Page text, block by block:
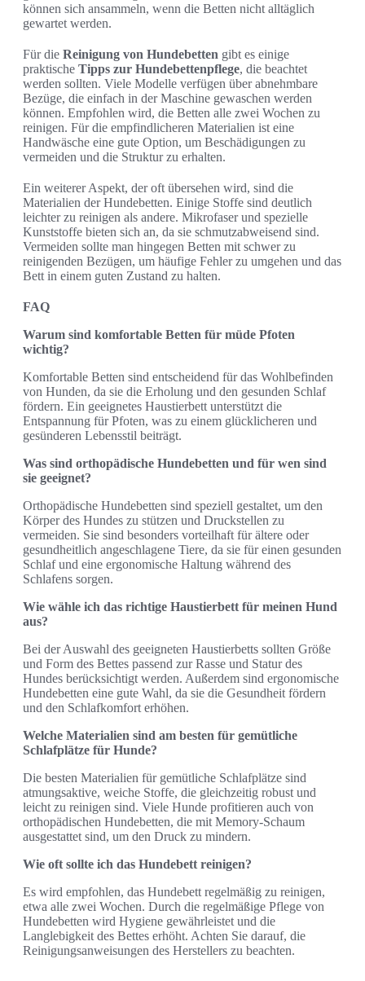
können sich ansammeln, wenn die Betten nicht alltäglich
gewartet werden.
Für die Reinigung von Hundebetten gibt es einige
praktische Tipps zur Hundebettenpflege, die beachtet
werden sollten. Viele Modelle verfügen über abnehmbare
Bezüge, die einfach in der Maschine gewaschen werden
können. Empfohlen wird, die Betten alle zwei Wochen zu
reinigen. Für die empfindlicheren Materialien ist eine
Handwäsche eine gute Option, um Beschädigungen zu
vermeiden und die Struktur zu erhalten.
Ein weiterer Aspekt, der oft übersehen wird, sind die
Materialien der Hundebetten. Einige Stoffe sind deutlich
leichter zu reinigen als andere. Mikrofaser und spezielle
Kunststoffe bieten sich an, da sie schmutzabweisend sind.
Vermeiden sollte man hingegen Betten mit schwer zu
reinigenden Bezügen, um häufige Fehler zu umgehen und das
Bett in einem guten Zustand zu halten.
FAQ
Warum sind komfortable Betten für müde Pfoten
wichtig?
Komfortable Betten sind entscheidend für das Wohlbefinden
von Hunden, da sie die Erholung und den gesunden Schlaf
fördern. Ein geeignetes Haustierbett unterstützt die
Entspannung für Pfoten, was zu einem glücklicheren und
gesünderen Lebensstil beiträgt.
Was sind orthopädische Hundebetten und für wen sind
sie geeignet?
Orthopädische Hundebetten sind speziell gestaltet, um den
Körper des Hundes zu stützen und Druckstellen zu
vermeiden. Sie sind besonders vorteilhaft für ältere oder
gesundheitlich angeschlagene Tiere, da sie für einen gesunden
Schlaf und eine ergonomische Haltung während des
Schlafens sorgen.
Wie wähle ich das richtige Haustierbett für meinen Hund
aus?
Bei der Auswahl des geeigneten Haustierbetts sollten Größe
und Form des Bettes passend zur Rasse und Statur des
Hundes berücksichtigt werden. Außerdem sind ergonomische
Hundebetten eine gute Wahl, da sie die Gesundheit fördern
und den Schlafkomfort erhöhen.
Welche Materialien sind am besten für gemütliche
Schlafplätze für Hunde?
Die besten Materialien für gemütliche Schlafplätze sind
atmungsaktive, weiche Stoffe, die gleichzeitig robust und
leicht zu reinigen sind. Viele Hunde profitieren auch von
orthopädischen Hundebetten, die mit Memory-Schaum
ausgestattet sind, um den Druck zu mindern.
Wie oft sollte ich das Hundebett reinigen?
Es wird empfohlen, das Hundebett regelmäßig zu reinigen,
etwa alle zwei Wochen. Durch die regelmäßige Pflege von
Hundebetten wird Hygiene gewährleistet und die
Langlebigkeit des Bettes erhöht. Achten Sie darauf, die
Reinigungsanweisungen des Herstellers zu beachten.